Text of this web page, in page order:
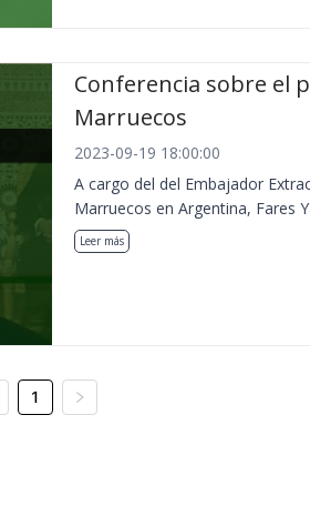
Conferencia sobre el
Marruecos
2023-09-19 18:00:00
A cargo del del Embajador
Marruecos en Argentina, Fares
Leer más
1